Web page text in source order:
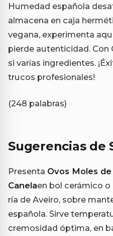
Humedad española
almacena en caja
vegana, experimenta
pierde autenticidad. Con
si varías ingredientes.
trucos profesionales!
(248 palabras)
Sugerencias de
Presenta Ovos Moles
Canelaen bol cerámico
ría de Aveiro, sobre
española. Sirve
cremosidad óptima, en